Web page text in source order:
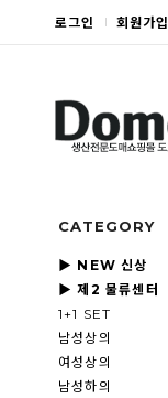
로그인 회원가입
CATEGORY
▶ NEW 신상
▶ 제2 물류센터
1+1 SET
남성상의
여성상의
남성하의